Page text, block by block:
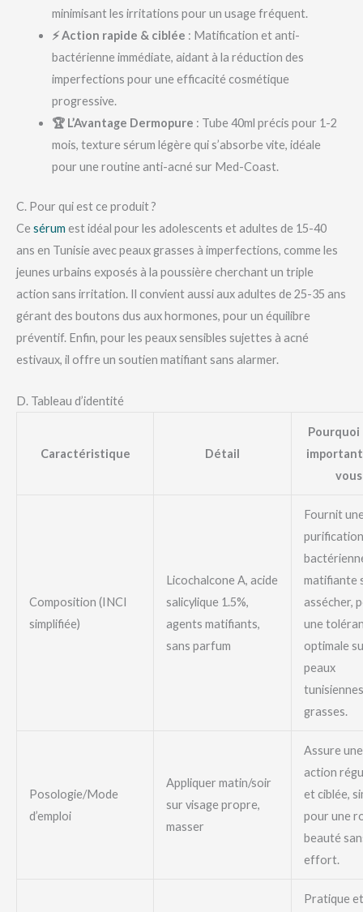
minimisant les irritations pour un usage fréquent.
⚡ Action rapide & ciblée : Matification et anti-
bactérienne immédiate, aidant à la réduction des
imperfections pour une efficacité cosmétique
progressive.
🏆 L’Avantage Dermopure : Tube 40ml précis pour 1-2
mois, texture sérum légère qui s’absorbe vite, idéale
pour une routine anti-acné sur Med-Coast.
C. Pour qui est ce produit ?
Ce sérum est idéal pour les adolescents et adultes de 15-40
ans en Tunisie avec peaux grasses à imperfections, comme les
jeunes urbains exposés à la poussière cherchant un triple
action sans irritation. Il convient aussi aux adultes de 25-35 ans
gérant des boutons dus aux hormones, pour un équilibre
préventif. Enfin, pour les peaux sensibles sujettes à acné
estivaux, il offre un soutien matifiant sans alarmer.
D. Tableau d’identité
Caractéristique Détail
Pourquoi
vous
Composition (INCI
simplifiée)
Licochalcone A, acide
salicylique 1.5%,
agents matifiants,
sans parfum
Fournit
matifiante
assécher,
une
optimale
peaux
tunisiennes
grasses.
Posologie/Mode
d’emploi
Appliquer matin/soir
sur visage propre,
masser
Assure une
action
et ciblée,
pour une
beauté
effort.
Pratique et